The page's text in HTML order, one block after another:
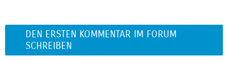
DEN ERSTEN KOMMENTAR IM FORUM
SCHREIBEN